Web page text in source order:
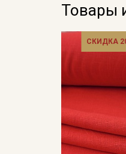
Товары
СКИДКА